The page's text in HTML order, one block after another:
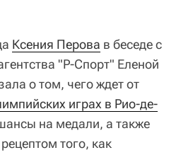
Ксения Перова в беседе с
"Р-Спорт" Еленой
о том, чего ждет от
играх в Рио-де-
на медали, а также
того, как